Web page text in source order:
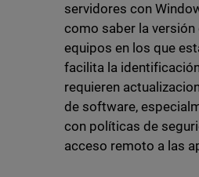
servidores con
como saber la
equipos en los que
facilita la
requieren
de software,
con políticas de
acceso remoto a las